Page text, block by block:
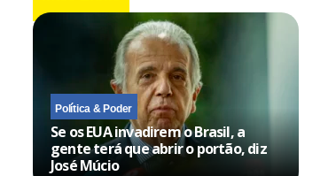
Política & Poder
Se os EUA invadirem o Brasil, a
gente terá que abrir o portão, diz
José Múcio